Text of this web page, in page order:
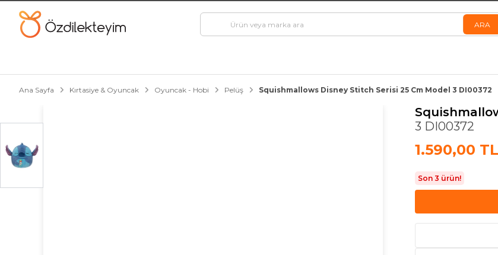
Ana Sayfa Kırtasiye & Oyuncak Oyuncak - Hobi Pelüş Squishmallows Disney Stitch Serisi 25 Cm Model 3 DI00372
3 DI00372
1.590,00 TL
Son 3 ürün!